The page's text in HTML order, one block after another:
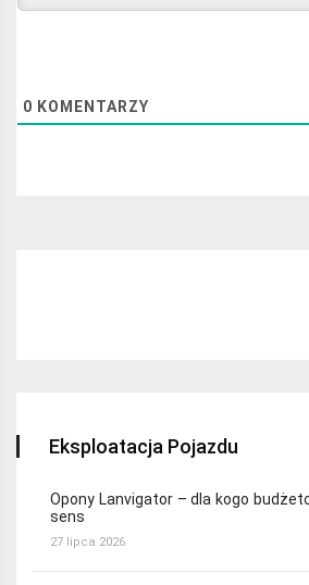
0 KOMENTARZY
Eksploatacja Pojazdu
Opony Lanvigator – dla kogo
sens
27 lipca 2026